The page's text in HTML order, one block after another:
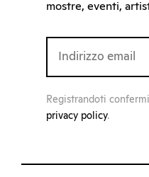
mostre, eventi,
Registrandoti
privacy policy.